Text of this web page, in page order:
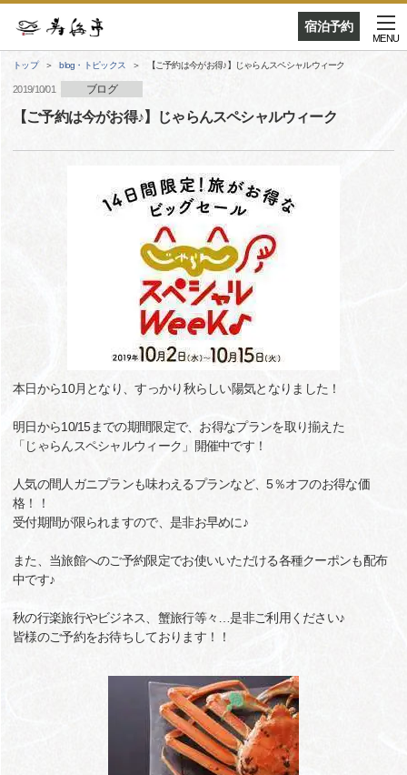
宿泊予約
MENU
トップ blog・トピックス 【ご予約は今がお得♪】じゃらんスペシャルウィーク
2019/10/01 ブログ
【ご予約は今がお得♪】じゃらんスペシャルウィーク
本日から10月となり、すっかり秋らしい陽気となりました！
明日から10/15までの期間限定で、お得なプランを取り揃えた
「じゃらんスペシャルウィーク」開催中です！
人気の間人ガニプランも味わえるプランなど、5％オフのお得な価
格！！
受付期間が限られますので、是非お早めに♪
また、当旅館へのご予約限定でお使いいただける各種クーポンも配布
中です♪
秋の行楽旅行やビジネス、蟹旅行等々…是非ご利用ください♪
皆様のご予約をお待ちしております！！